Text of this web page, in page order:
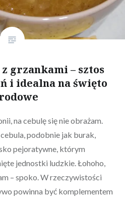
grzankami – sztos
i idealna na święto
na cebulę się nie obrażam.
podobnie jak burak,
pejoratywne, którym
jednostki ludzkie. Łohoho,
– spoko. W rzeczywistości
powinna być komplementem